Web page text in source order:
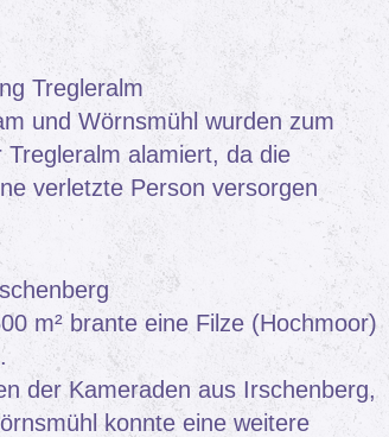
Tregleralm
und Wörnsmühl wurden zum
alamiert, da die
verletzte Person versorgen
m² brante eine Filze (Hochmoor)
der Kameraden aus Irschenberg,
konnte eine weitere